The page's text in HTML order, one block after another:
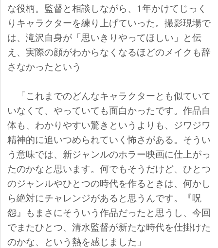
な役柄。監督と相談しながら、1年かけてじっく
りキャラクターを練り上げていった。撮影現場で
は、滝沢自身が「思いきりやってほしい」と伝
え、実際の顔がわからなくなるほどのメイクも辞
さなかったという
「これまでのどんなキャラクターとも似ていて
いなくて、やっていても面白かったです。作品自
体も、わかりやすい驚きというよりも、ジワジワ
精神的に追いつめられていく怖さがある。そうい
う意味では、新ジャンルのホラー映画に仕上がっ
たのかなと思います。何でもそうだけど、ひとつ
のジャンルやひとつの時代を作るときは、何かし
ら絶対にチャレンジがあると思うんです。『呪
怨』もまさにそういう作品だったと思うし、今回
でまたひとつ、清水監督が新たな時代を仕掛けた
のかな、という熱を感じました」